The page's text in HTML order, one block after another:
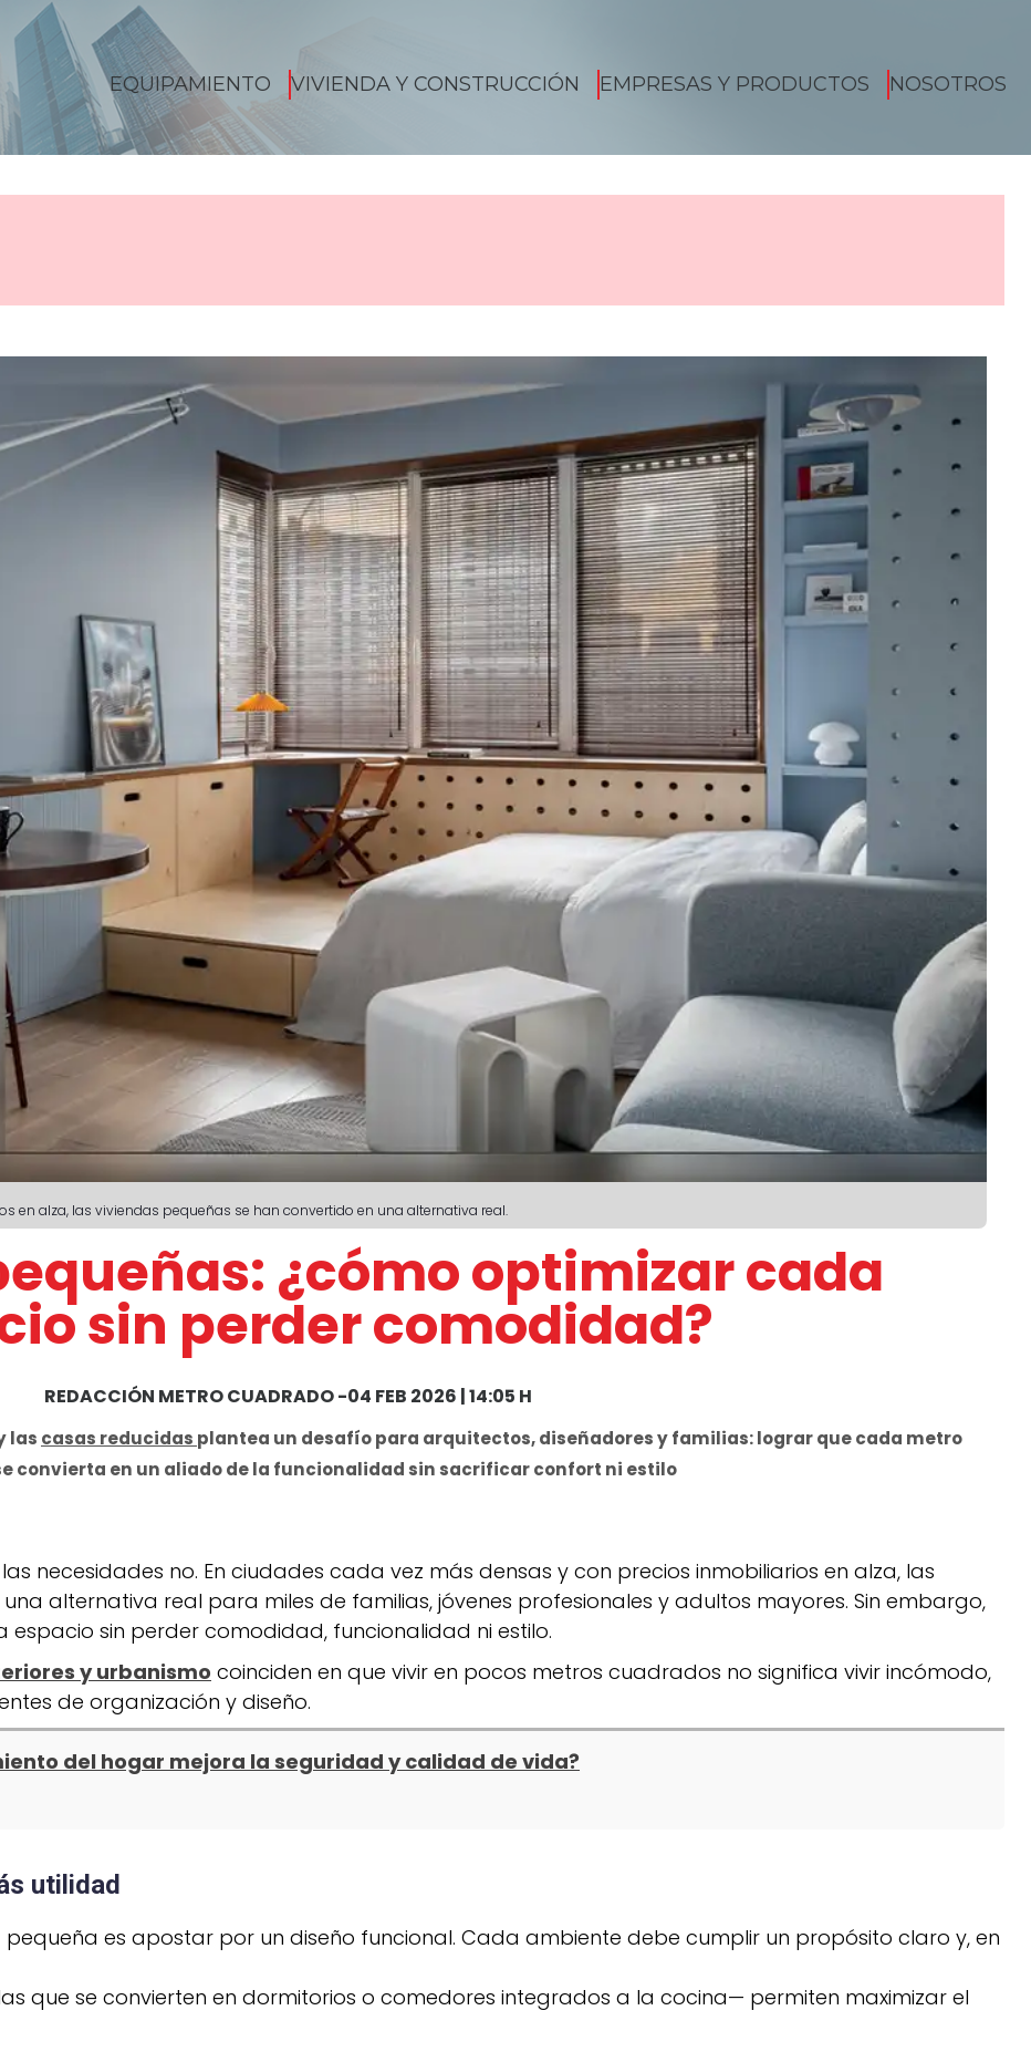
EQUIPAMIENTO VIVIENDA Y CONSTRUCCIÓN EMPRESAS Y PRODUCTOS NOSOTROS
en alza, las viviendas pequeñas se han convertido en una alternativa real.
¿cómo optimizar cada
sin perder comodidad?
REDACCIÓN METRO CUADRADO-04 FEB 2026 | 14:05 H
las casas reducidas plantea un desafío para arquitectos, diseñadores y familias: lograr que cada metro
convierta en un aliado de la funcionalidad sin sacrificar confort ni estilo
necesidades no. En ciudades cada vez más densas y con precios inmobiliarios en alza, las
alternativa real para miles de familias, jóvenes profesionales y adultos mayores. Sin embargo,
sin perder comodidad, funcionalidad ni estilo.
y urbanismo coinciden en que vivir en pocos metros cuadrados no significa vivir incómodo,
de organización y diseño.
del hogar mejora la seguridad y calidad de vida?
utilidad
es apostar por un diseño funcional. Cada ambiente debe cumplir un propósito claro y, en
que se convierten en dormitorios o comedores integrados a la cocina— permiten maximizar el